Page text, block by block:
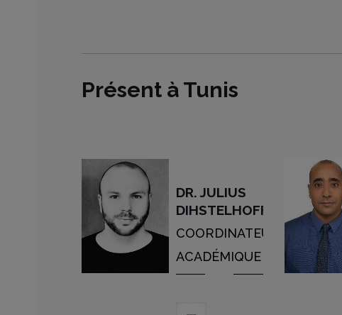
Présent à Tunis
DR. JULIUS
DIHSTELHOFF
COORDINATEUR
ACADÉMIQUE